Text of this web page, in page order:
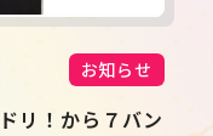
お知らせ
リ！から７バン